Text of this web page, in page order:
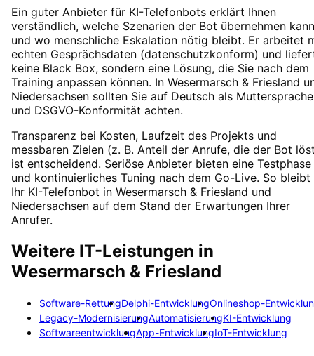
Ein guter Anbieter für KI-Telefonbots erklärt Ihnen
verständlich, welche Szenarien der Bot übernehmen kann
und wo menschliche Eskalation nötig bleibt. Er arbeitet
echten Gesprächsdaten (datenschutzkonform) und
keine Black Box, sondern eine Lösung, die Sie nach dem
Training anpassen können. In Wesermarsch & Friesland
Niedersachsen sollten Sie auf Deutsch als Muttersprache
und DSGVO-Konformität achten.
Transparenz bei Kosten, Laufzeit des Projekts und
messbaren Zielen (z. B. Anteil der Anrufe, die der Bot
ist entscheidend. Seriöse Anbieter bieten eine Testphase
und kontinuierliches Tuning nach dem Go-Live. So bleibt
Ihr KI-Telefonbot in Wesermarsch & Friesland und
Niedersachsen auf dem Stand der Erwartungen Ihrer
Anrufer.
Weitere IT-Leistungen in
Wesermarsch & Friesland
Software-RettungDelphi-EntwicklungOnlineshop-
Legacy-ModernisierungAutomatisierungKI-Entwicklung
SoftwareentwicklungApp-EntwicklungIoT-Entwicklung